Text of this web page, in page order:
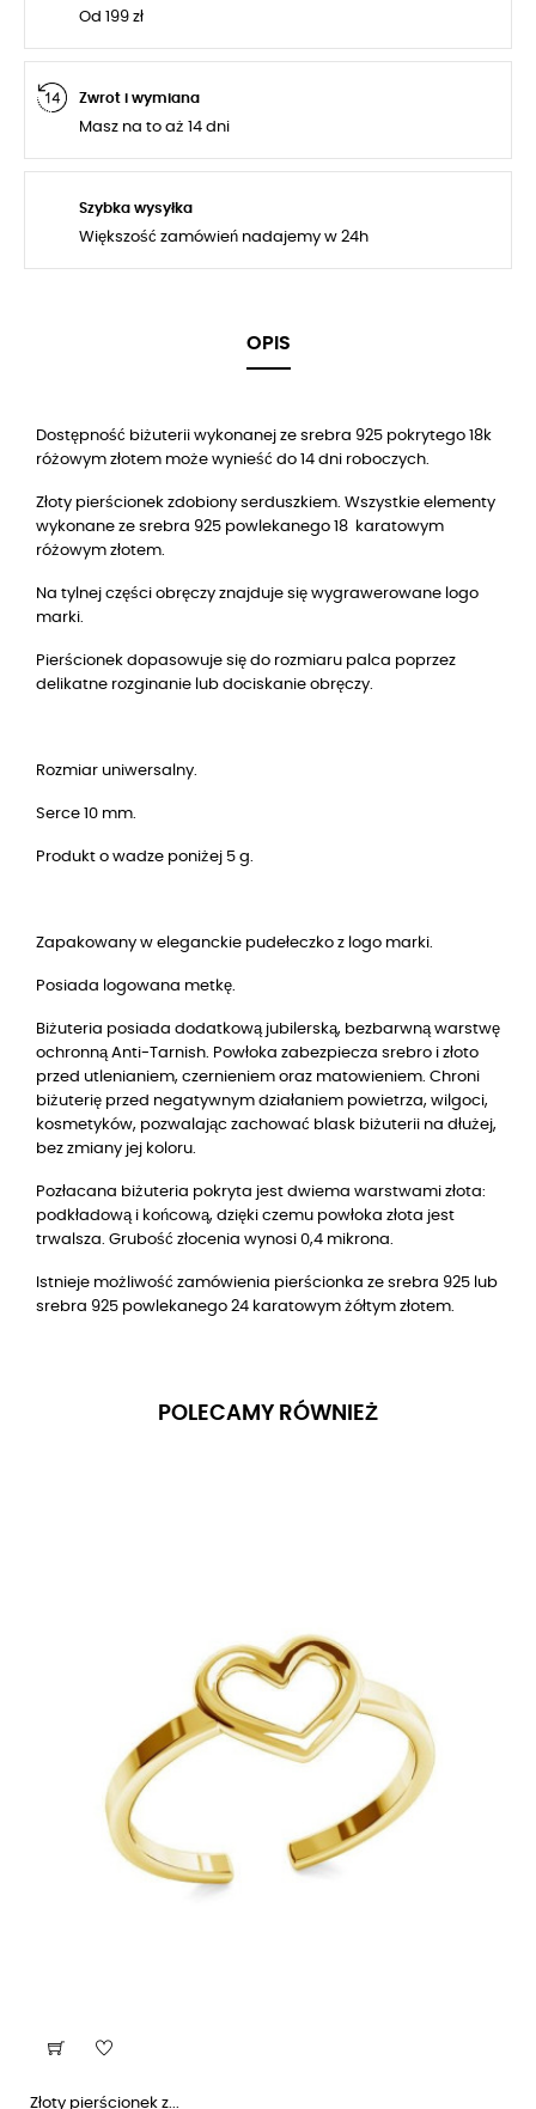
Od 199 zł
Zwrot i wymiana
Masz na to aż 14 dni
Szybka wysyłka
Większość zamówień nadajemy w 24h
OPIS
Dostępność biżuterii wykonanej ze srebra 925 pokrytego 18k
różowym złotem może wynieść do 14 dni roboczych.
Złoty pierścionek zdobiony serduszkiem. Wszystkie elementy
wykonane ze srebra 925 powlekanego 18 karatowym
różowym złotem.
Na tylnej części obręczy znajduje się wygrawerowane logo
marki.
Pierścionek dopasowuje się do rozmiaru palca poprzez
delikatne rozginanie lub dociskanie obręczy.
Rozmiar uniwersalny.
Serce 10 mm.
Produkt o wadze poniżej 5 g.
Zapakowany w eleganckie pudełeczko z logo marki.
Posiada logowana metkę.
Biżuteria posiada dodatkową jubilerską, bezbarwną warstwę
ochronną Anti-Tarnish. Powłoka zabezpiecza srebro i złoto
przed utlenianiem, czernieniem oraz matowieniem. Chroni
biżuterię przed negatywnym działaniem powietrza, wilgoci,
kosmetyków, pozwalając zachować blask biżuterii na dłużej,
bez zmiany jej koloru.
Pozłacana biżuteria pokryta jest dwiema warstwami złota:
podkładową i końcową, dzięki czemu powłoka złota jest
trwalsza. Grubość złocenia wynosi 0,4 mikrona.
Istnieje możliwość zamówienia pierścionka ze srebra 925 lub
srebra 925 powlekanego 24 karatowym żółtym złotem.
POLECAMY RÓWNIEŻ
Złoty pierścionek z...